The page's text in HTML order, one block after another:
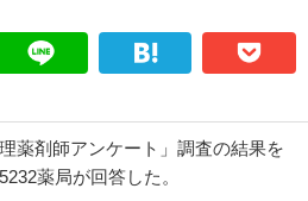
薬剤師アンケート」調査の結果を
薬局が回答した。